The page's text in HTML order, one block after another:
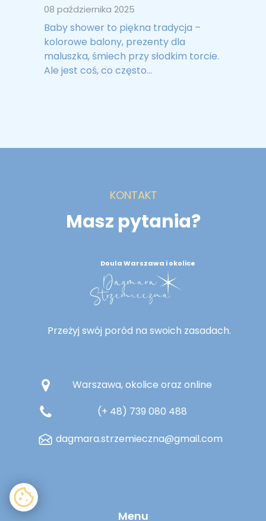
08 października 2025
Baby shower to piękna tradycja –
kolorowe balony, prezenty dla
maluszka, śmiech przy słodkim torcie.
Ale jest coś, co często...
Doula Warszawa i okolice
KONTAKT
Masz pytania?
Przeżyj swój poród na swoich zasadach.
Warszawa, okolice oraz online
(+ 48) 739 080 488
Menu
dagmara.strzemieczna@gmail.com